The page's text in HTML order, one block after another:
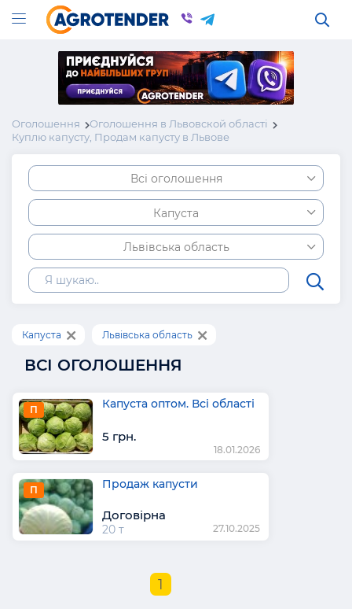
Оголошення
Оголошення в Львовской області
Куплю капусту, Продам капусту в Львове
Всі оголошення
Капуста
Львівська область
Капуста Львівська область
ВСІ ОГОЛОШЕННЯ
П Капуста оптом. Всі області
5 грн.
18.01.2026
П Продаж капусти
Договірна
20 т 27.10.2025
1